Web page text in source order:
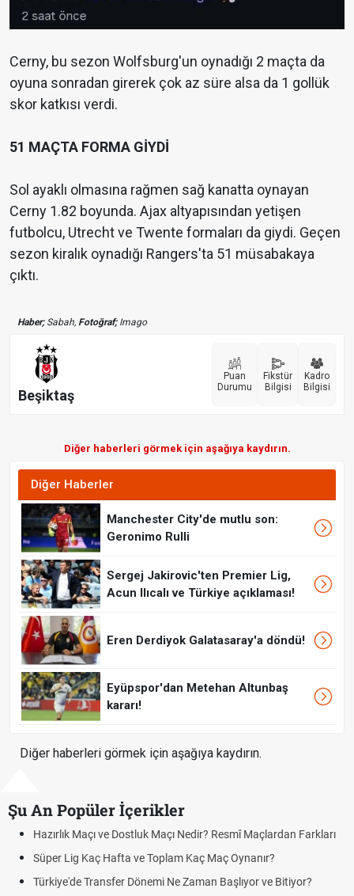
Cerny, bu sezon Wolfsburg'un oynadığı 2 maçta da
oyuna sonradan girerek çok az süre alsa da 1 gollük
skor katkısı verdi.
51 MAÇTA FORMA GİYDİ
Sol ayaklı olmasına rağmen sağ kanatta oynayan
Cerny 1.82 boyunda. Ajax altyapısından yetişen
futbolcu, Utrecht ve Twente formaları da giydi. Geçen
sezon kiralık oynadığı Rangers'ta 51 müsabakaya
çıktı.
Haber;Sabah, Fotoğraf;Imago
Beşiktaş
Puan
Durumu
Fikstür
Bilgisi
Kadro
Bilgisi
Diğer haberleri görmek için aşağıya kaydırın.
Diğer Haberler
Manchester City'de mutlu son:
Geronimo Rulli
Sergej Jakirovic'ten Premier Lig,
Acun Ilıcalı ve Türkiye açıklaması!
Eren Derdiyok Galatasaray'a döndü!
Eyüpspor'dan Metehan Altunbaş
kararı!
Diğer haberleri görmek için aşağıya kaydırın.
Şu An Popüler İçerikler
Hazırlık Maçı ve Dostluk Maçı Nedir? Resmî Maçlardan Farkları
Süper Lig Kaç Hafta ve Toplam Kaç Maç Oynanır?
Türkiye'de Transfer Dönemi Ne Zaman Başlıyor ve Bitiyor?